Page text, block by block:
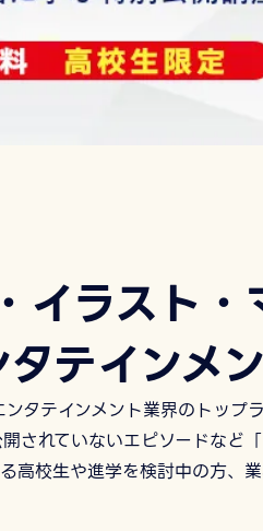
イラスト
テインメ
タテインメント業界のトップ
されていないエピソードなど
高校生や進学を検討中の方、